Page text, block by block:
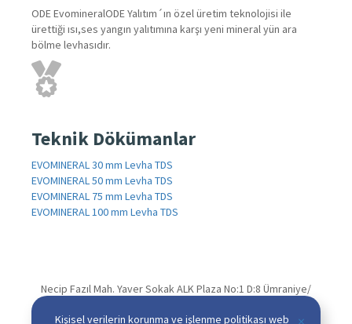
ODE EvomineralODE Yalıtım´ın özel üretim teknolojisi ile
ürettiği ısı,ses yangın yalıtımına karşı yeni mineral yün ara
bölme levhasıdır.
Teknik Dökümanlar
EVOMINERAL 30 mm Levha TDS
EVOMINERAL 50 mm Levha TDS
EVOMINERAL 75 mm Levha TDS
EVOMINERAL 100 mm Levha TDS
Necip Fazıl Mah. Yaver Sokak ALK Plaza No:1 D:8 Ümraniye/
Kişisel verilerin korunma ve işlenme politikası web